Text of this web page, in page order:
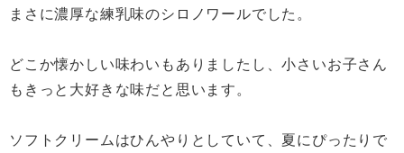
まさに濃厚な練乳味のシロノワールでした。
どこか懐かしい味わいもありましたし、小さいお子さん
もきっと大好きな味だと思います。
ソフトクリームはひんやりとしていて、夏にぴったりで